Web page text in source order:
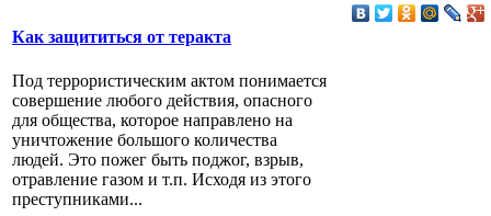
Как защититься от теракта
Под террористическим актом понимается
совершение любого действия, опасного
для общества, которое направлено на
уничтожение большого количества
людей. Это пожег быть поджог, взрыв,
отравление газом и т.п. Исходя из этого
преступниками...